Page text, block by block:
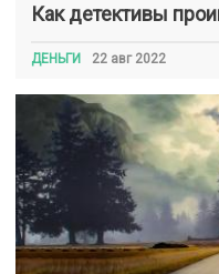
Как детективы
ДЕНЬГИ 22 авг 2022